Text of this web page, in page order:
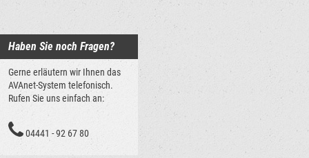
Haben Sie noch Fragen?
Gerne erläutern wir Ihnen das
AVAnet-System telefonisch.
Rufen Sie uns einfach an:
04441 - 92 67 80